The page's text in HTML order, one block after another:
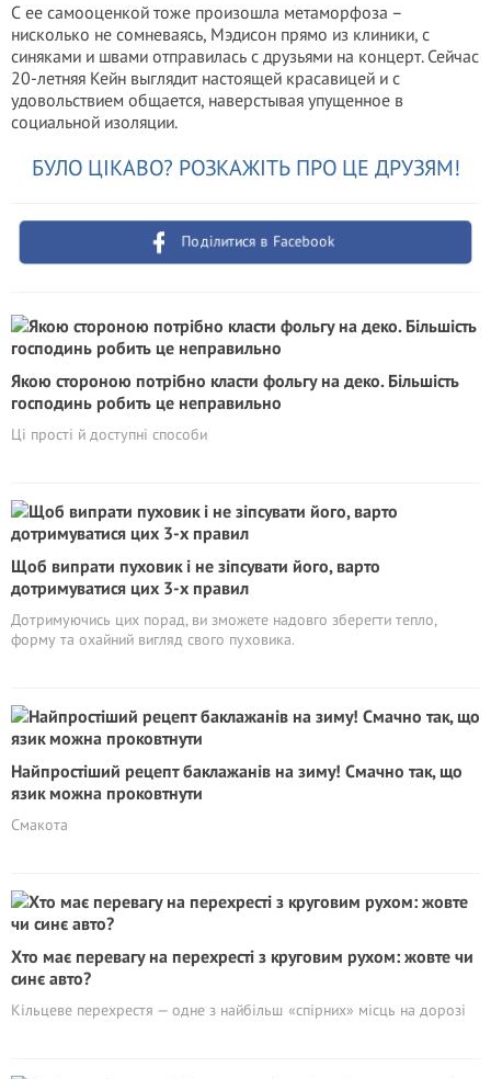
С ее самооценкой тоже произошла метаморфоза –
нисколько не сомневаясь, Мэдисон прямо из клиники, с
синяками и швами отправилась с друзьями на концерт. Сейчас
20-летняя Кейн выглядит настоящей красавицей и с
удовольствием общается, наверстывая упущенное в
социальной изоляции.
БУЛО ЦІКАВО? РОЗКАЖІТЬ ПРО ЦЕ ДРУЗЯМ!
Поділитися в Facebook
Якою стороною потрібно класти фольгу на деко. Більшість
господинь робить це неправильно
Ці прості й доступні способи
Щоб випрати пуховик і не зіпсувати його, варто
дотримуватися цих 3-х правил
Дотримуючись цих порад, ви зможете надовго зберегти тепло,
форму та охайний вигляд свого пуховика.
Найпростіший рецепт баклажанів на зиму! Смачно так, що
язик можна проковтнути
Смакота
Хто має перевагу на перехресті з круговим рухом: жовте чи
синє авто?
Кільцеве перехрестя — одне з найбільш «спірних» місць на дорозі